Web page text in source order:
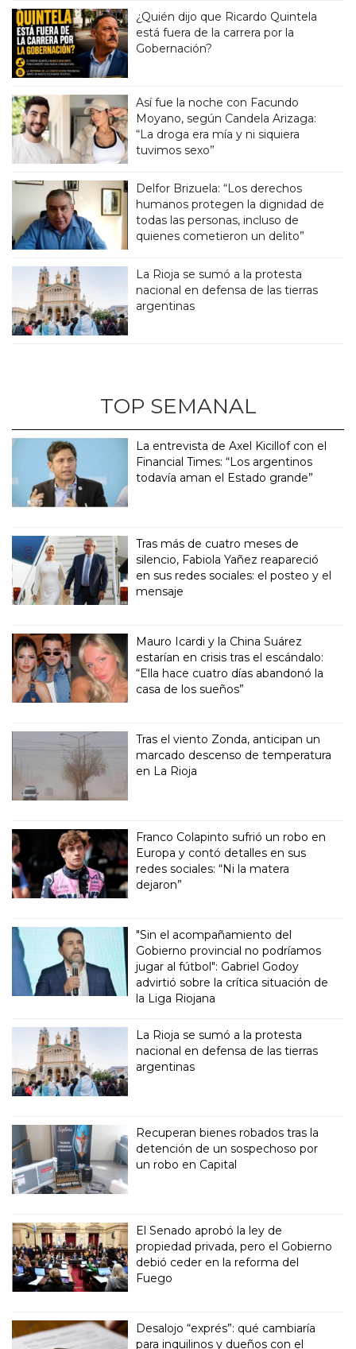
¿Quién dijo que Ricardo Quintela
está fuera de la carrera por la
Gobernación?
Así fue la noche con Facundo
Moyano, según Candela Arizaga:
“La droga era mía y ni siquiera
tuvimos sexo”
Delfor Brizuela: “Los derechos
humanos protegen la dignidad de
todas las personas, incluso de
quienes cometieron un delito”
La Rioja se sumó a la protesta
nacional en defensa de las tierras
argentinas
TOP SEMANAL
La entrevista de Axel Kicillof con el
Financial Times: “Los argentinos
todavía aman el Estado grande”
Tras más de cuatro meses de
silencio, Fabiola Yañez reapareció
en sus redes sociales: el posteo y el
mensaje
Mauro Icardi y la China Suárez
estarían en crisis tras el escándalo:
“Ella hace cuatro días abandonó la
casa de los sueños”
Tras el viento Zonda, anticipan un
marcado descenso de temperatura
en La Rioja
Franco Colapinto sufrió un robo en
Europa y contó detalles en sus
redes sociales: “Ni la matera
dejaron”
"Sin el acompañamiento del
Gobierno provincial no podríamos
jugar al fútbol": Gabriel Godoy
advirtió sobre la crítica situación de
la Liga Riojana
La Rioja se sumó a la protesta
nacional en defensa de las tierras
argentinas
Recuperan bienes robados tras la
detención de un sospechoso por
un robo en Capital
El Senado aprobó la ley de
propiedad privada, pero el Gobierno
debió ceder en la reforma del
Fuego
Desalojo “exprés”: qué cambiaría
para inquilinos y dueños con el